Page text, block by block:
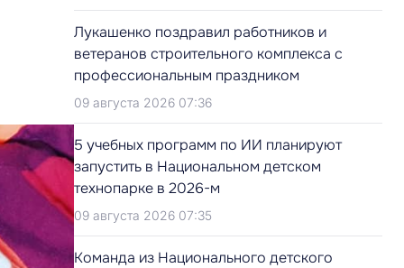
Лукашенко поздравил работников и
ветеранов строительного комплекса с
профессиональным праздником
09 августа 2026 07:36
5 учебных программ по ИИ планируют
запустить в Национальном детском
технопарке в 2026-м
09 августа 2026 07:35
Команда из Национального детского